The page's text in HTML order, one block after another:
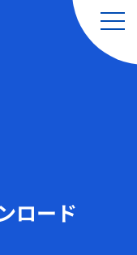
ロード